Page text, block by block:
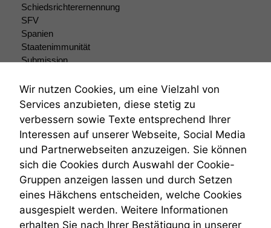
Schiedsrichterernennung
SFV
Spanien
Staatenimmunität
Submission
Teilungsklage
Venezuela
VRK
Wiederherstellungsanordnung
Zivilprozessordnung
ZPO
Zustellfiktion
Zuständigkeit
Öffentliches Personalrecht
Öffentlichkeitsprinzip
Wir nutzen Cookies, um eine Vielzahl von
Services anzubieten, diese stetig zu
verbessern sowie Texte entsprechend Ihrer
Interessen auf unserer Webseite, Social Media
und Partnerwebseiten anzuzeigen. Sie können
sich die Cookies durch Auswahl der Cookie-
Gruppen anzeigen lassen und durch Setzen
eines Häkchens entscheiden, welche Cookies
ausgespielt werden. Weitere Informationen
erhalten Sie nach Ihrer Bestätigung in unserer